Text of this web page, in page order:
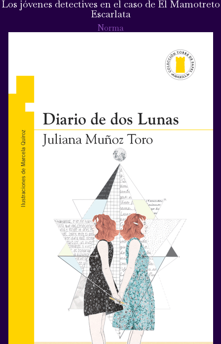
Los jóvenes detectives en el caso de El Mamotreto
Escarlata
Norma